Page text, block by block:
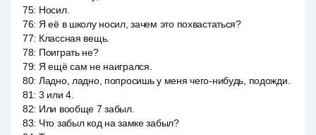
75: Носил.
76: Я её в школу носил, зачем это похвастаться?
77: Классная вещь.
78: Поиграть не?
79: Я ещё сам не наигрался.
80: Ладно, ладно, попросишь у меня чего-нибудь, подожди.
81: 3 или 4.
82: Или вообще 7 забыл.
83: Что забыл код на замке забыл?